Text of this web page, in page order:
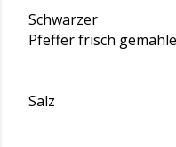
Schwarzer
Pfeffer frisch
Salz